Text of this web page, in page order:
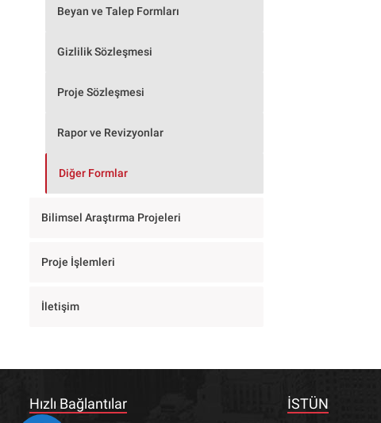
Beyan ve Talep Formları
Gizlilik Sözleşmesi
Proje Sözleşmesi
Rapor ve Revizyonlar
Diğer Formlar
Bilimsel Araştırma Projeleri
Proje İşlemleri
İletişim
Hızlı Bağlantılar İSTÜN